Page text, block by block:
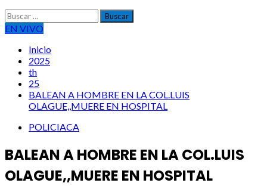
Buscar:
EN VIVO
Inicio
2025
th
25
BALEAN A HOMBRE EN LA COL.LUIS
OLAGUE,,MUERE EN HOSPITAL
POLICIACA
BALEAN A HOMBRE EN LA COL.LUIS
OLAGUE,,MUERE EN HOSPITAL